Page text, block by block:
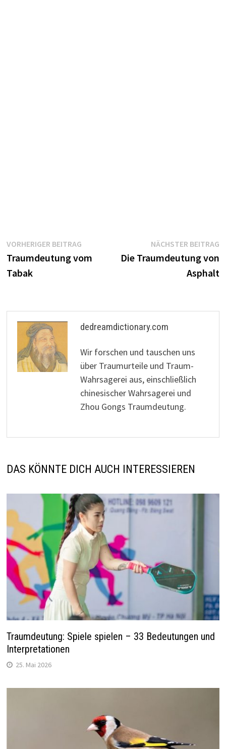
Beitragsnavigation
VORHERIGER BEITRAGVorheriger
Beitrag:
Traumdeutung vom
Tabak
NÄCHSTER BEITRAG
Die Traumdeutung von
Asphalt
dedreamdictionary.com
Wir forschen und tauschen uns
über Traumurteile und Traum-
Wahrsagerei aus, einschließlich
chinesischer Wahrsagerei und
Zhou Gongs Traumdeutung.
DAS KÖNNTE DICH AUCH INTERESSIEREN
Traumdeutung: Spiele spielen – 33 Bedeutungen und
Interpretationen
25. Mai 2026